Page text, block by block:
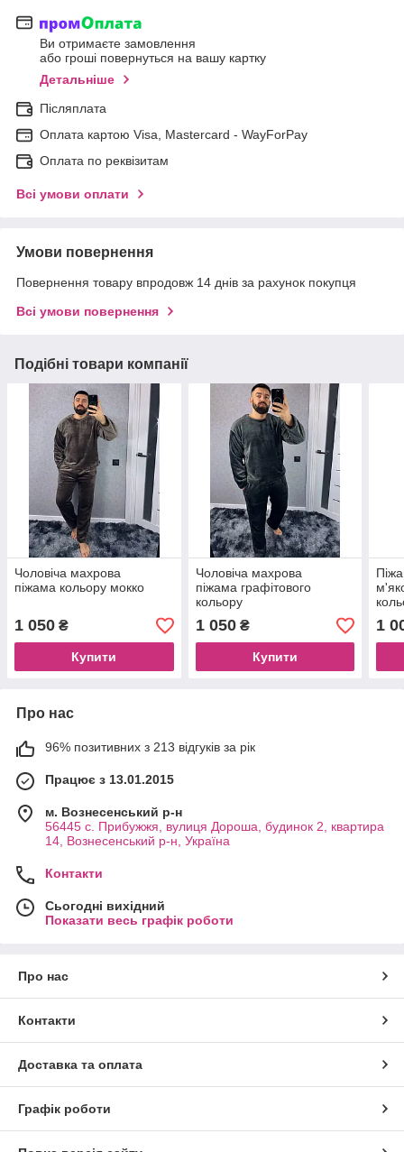
Ви отримаєте замовлення
або гроші повернуться на вашу картку
Детальніше
Післяплата
Оплата картою Visa, Mastercard - WayForPay
Оплата по реквізитам
Всі умови оплати
Умови повернення
Повернення товару впродовж 14 днів за рахунок покупця
Всі умови повернення
Подібні товари компанії
Чоловіча махрова
піжама кольору мокко
1 050 ₴
Купити
Чоловіча махрова
піжама графітового
кольору
1 050₴
Купити
1
Про нас
96% позитивних з 213 відгуків за рік
Працює з 13.01.2015
м. Вознесенський р-н
56445 с. Прибужжя, вулиця Дороша, будинок 2, квартира
14, Вознесенський р-н, Україна
Контакти
Сьогодні вихідний
Показати весь графік роботи
Про нас
Контакти
Доставка та оплата
Графік роботи